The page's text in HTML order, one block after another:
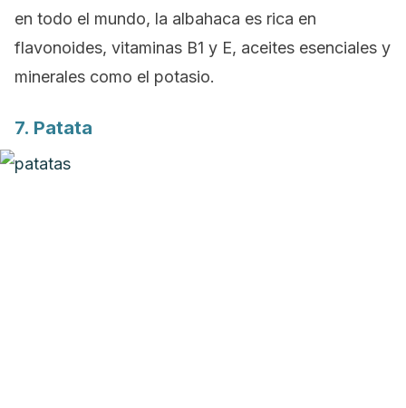
en todo el mundo, la albahaca es rica en
flavonoides, vitaminas B1 y E, aceites esenciales y
minerales como el potasio.
7. Patata